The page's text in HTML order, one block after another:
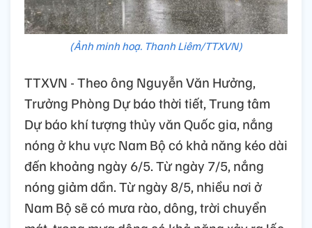
(Ảnh minh hoạ. Thanh Liêm/TTXVN)
TTXVN - Theo ông Nguyễn Văn Hưởng,
Trưởng Phòng Dự báo thời tiết, Trung tâm
Dự báo khí tượng thủy văn Quốc gia, nắng
nóng ở khu vực Nam Bộ có khả năng kéo dài
đến khoảng ngày 6/5. Từ ngày 7/5, nắng
nóng giảm dần. Từ ngày 8/5, nhiều nơi ở
Nam Bộ sẽ có mưa rào, dông, trời chuyển